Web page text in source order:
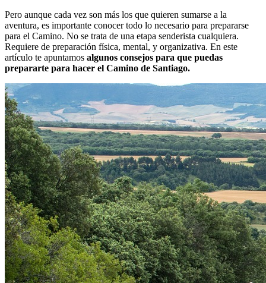
Pero aunque cada vez son más los que quieren sumarse a la
aventura, es importante conocer todo lo necesario para prepararse
para el Camino. No se trata de una etapa senderista cualquiera.
Requiere de preparación física, mental, y organizativa. En este
artículo te apuntamos algunos consejos para que puedas
prepararte para hacer el Camino de Santiago.